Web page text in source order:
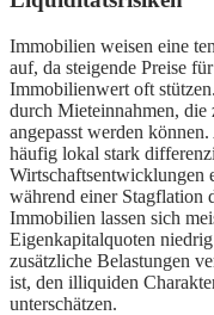
Immobilien weisen eine
auf, da steigende Preise
Immobilienwert oft
durch Mieteinnahmen, die
angepasst werden
häufig lokal stark
Wirtschaftsentwicklungen
während einer Stagflation
Immobilien lassen sich
Eigenkapitalquoten
zusätzliche Belastungen
ist, den illiquiden
unterschätzen.